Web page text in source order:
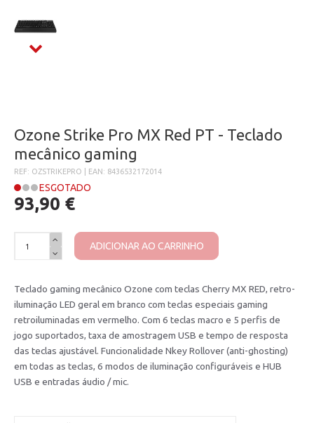
Ozone Strike Pro MX Red PT - Teclado
mecânico gaming
REF: OZSTRIKEPRO | EAN: 8436532172014
ESGOTADO
93,90 €
ADICIONAR AO CARRINHO
Teclado gaming mecânico Ozone com teclas Cherry MX RED, retro-
iluminação LED geral em branco com teclas especiais gaming
retroiluminadas em vermelho. Com 6 teclas macro e 5 perfis de
jogo suportados, taxa de amostragem USB e tempo de resposta
das teclas ajustável. Funcionalidade Nkey Rollover (anti-ghosting)
em todas as teclas, 6 modos de iluminação configuráveis e HUB
USB e entradas áudio / mic.